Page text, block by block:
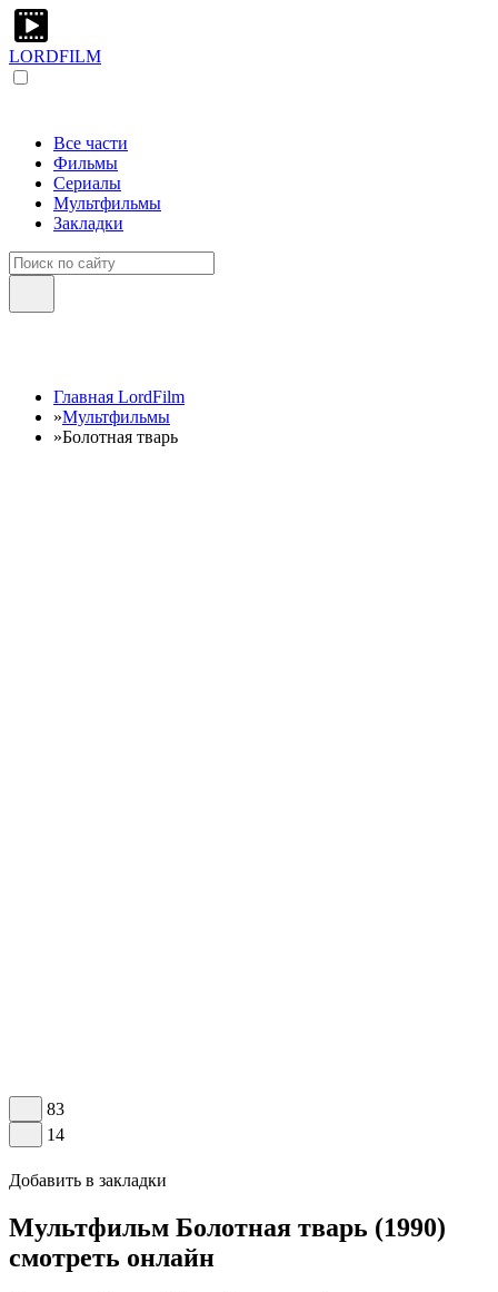
LORDFILM
Все части
Фильмы
Сериалы
Мультфильмы
Закладки
Главная LordFilm
»Мультфильмы
»Болотная тварь
83
14
Добавить в закладки
Мультфильм Болотная тварь (1990)
смотреть онлайн